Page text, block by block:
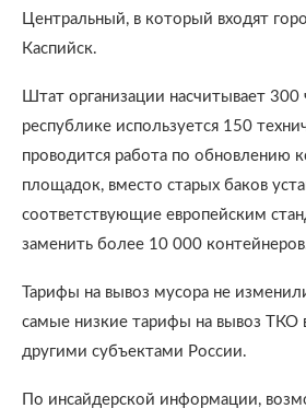
Центральный, в который входят
Каспийск.
Штат организации насчитывает 300
республике используется 150
проводится работа по обновлению
площадок, вместо старых баков
соответствующие европейским
заменить более 10 000
Тарифы на вывоз мусора не
самые низкие тарифы на вывоз ТКО
другими субъектами России.
По инсайдерской информации,